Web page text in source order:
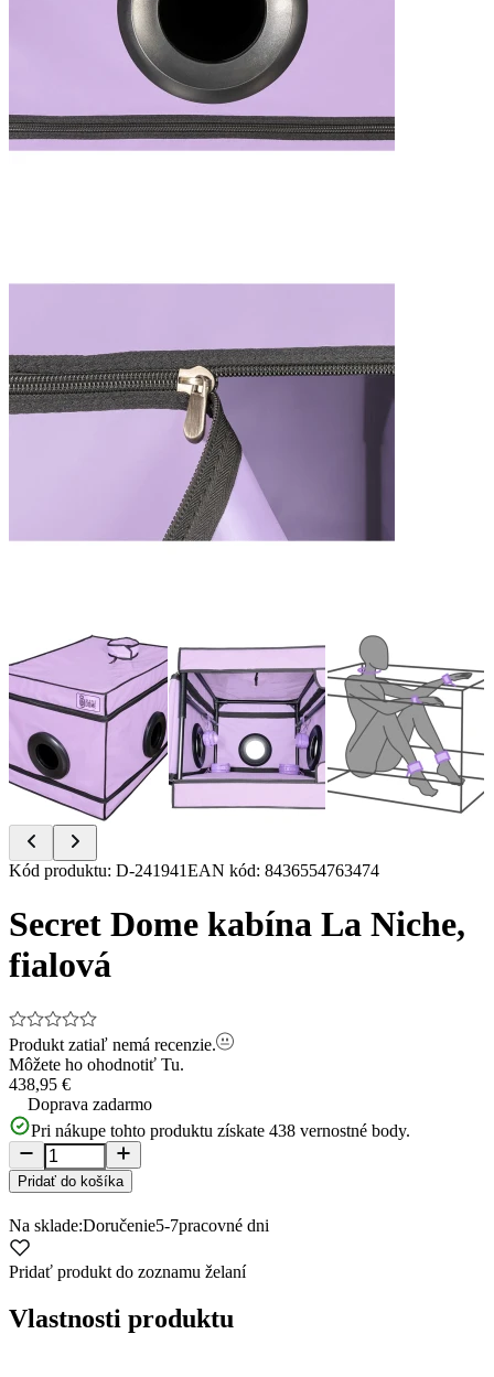
Item
of
11
Kód produktu: D-241941EAN kód: 8436554763474
Secret Dome kabína La Niche,
fialová
Produkt zatiaľ nemá recenzie.
Môžete ho ohodnotiť Tu.
438,95 €
Doprava zadarmo
Pri nákupe tohto produktu získate 438 vernostné body.
Pridať do košíka
Na sklade:Doručenie5-7pracovné dni
Pridať produkt do zoznamu želaní
Vlastnosti produktu